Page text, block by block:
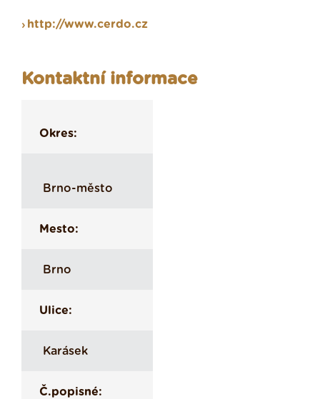
http://www.cerdo.cz
Kontaktní informace
Okres:
Brno-město
Mesto:
Brno
Ulice:
Karásek
Č.popisné: